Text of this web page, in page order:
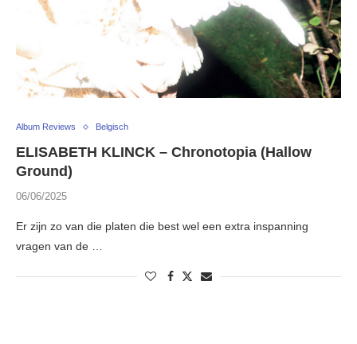
Album Reviews Belgisch
ELISABETH KLINCK – Chronotopia (Hallow
Ground)
06/06/2025
Er zijn zo van die platen die best wel een extra inspanning
vragen van de …